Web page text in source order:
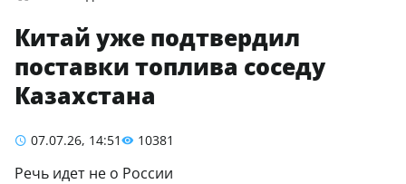
Китай уже подтвердил
поставки топлива соседу
Казахстана
07.07.26, 14:51 10381
Речь идет не о России